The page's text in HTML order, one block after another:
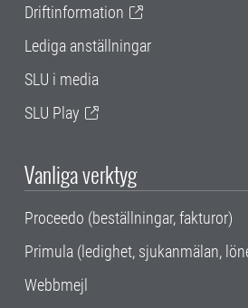
Driftinformation
Lediga anställningar
SLU i media
SLU Play
Vanliga verktyg
Proceedo (beställningar, fakturor)
Primula (ledighet, sjukanmälan,
Webbmejl